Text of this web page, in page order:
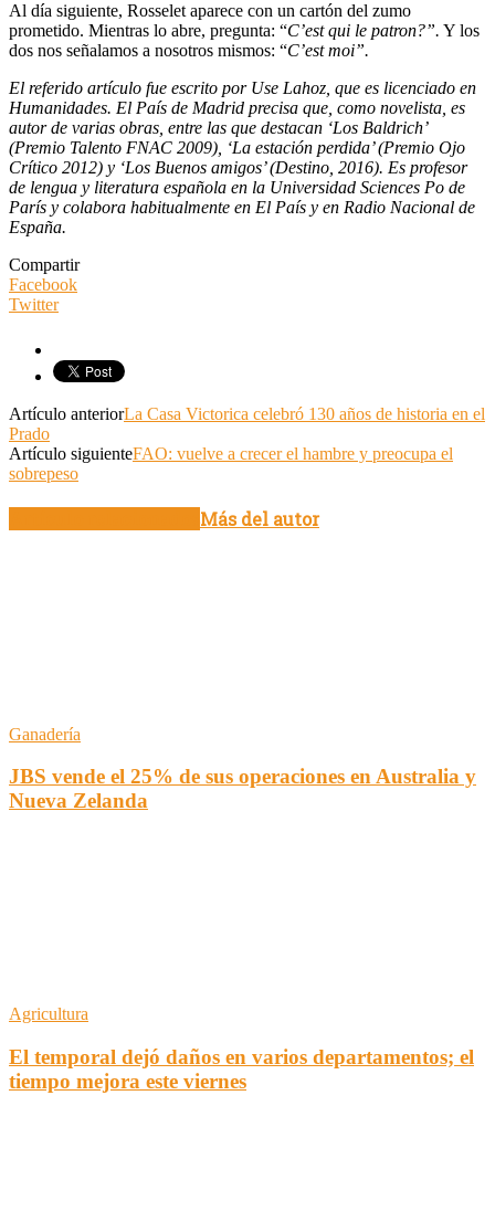
Al día siguiente, Rosselet aparece con un cartón del zumo
prometido. Mientras lo abre, pregunta: “C’est qui le patron?”. Y los
dos nos señalamos a nosotros mismos: “C’est moi”.
El referido artículo fue escrito por Use Lahoz, que es licenciado en
Humanidades. El País de Madrid precisa que, como novelista, es
autor de varias obras, entre las que destacan ‘Los Baldrich’
(Premio Talento FNAC 2009), ‘La estación perdida’ (Premio Ojo
Crítico 2012) y ‘Los Buenos amigos’ (Destino, 2016). Es profesor
de lengua y literatura española en la Universidad Sciences Po de
París y colabora habitualmente en El País y en Radio Nacional de
España.
Compartir
Facebook
Twitter
Artículo anteriorLa Casa Victorica celebró 130 años de historia en el
Prado
Artículo siguienteFAO: vuelve a crecer el hambre y preocupa el
sobrepeso
Más del autor
Ganadería
JBS vende el 25% de sus operaciones en Australia y
Nueva Zelanda
Agricultura
El temporal dejó daños en varios departamentos; el
tiempo mejora este viernes